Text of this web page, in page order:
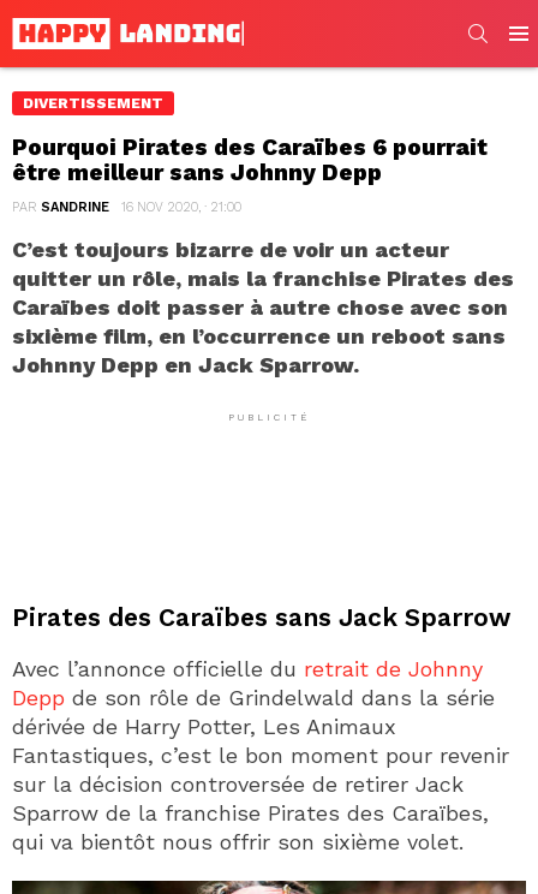
DIVERTISSEMENT
Pourquoi Pirates des Caraïbes 6 pourrait
être meilleur sans Johnny Depp
PAR SANDRINE 16 NOV 2020, · 21:00
C’est toujours bizarre de voir un acteur
quitter un rôle, mais la franchise Pirates des
Caraïbes doit passer à autre chose avec son
sixième film, en l’occurrence un reboot sans
Johnny Depp en Jack Sparrow.
PUBLICITÉ
Pirates des Caraïbes sans Jack Sparrow
Avec l’annonce officielle du retrait de Johnny
Depp de son rôle de Grindelwald dans la série
dérivée de Harry Potter, Les Animaux
Fantastiques, c’est le bon moment pour revenir
sur la décision controversée de retirer Jack
Sparrow de la franchise Pirates des Caraïbes,
qui va bientôt nous offrir son sixième volet.